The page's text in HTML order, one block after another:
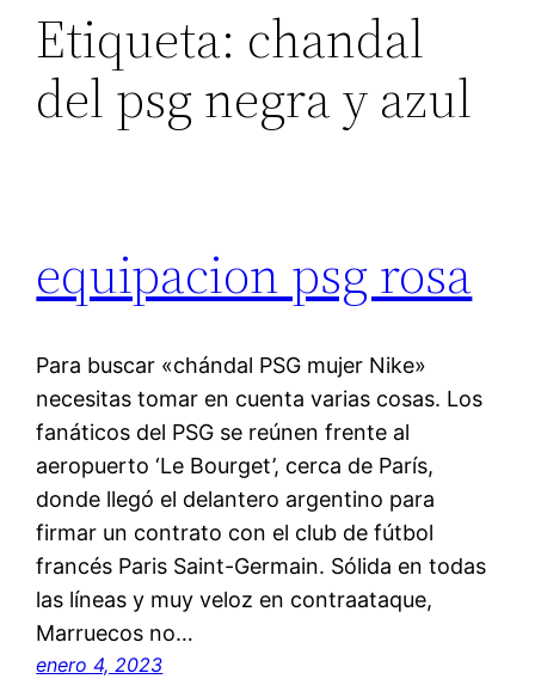
Etiqueta: chandal
del psg negra y azul
equipacion psg rosa
Para buscar «chándal PSG mujer Nike»
necesitas tomar en cuenta varias cosas. Los
fanáticos del PSG se reúnen frente al
aeropuerto ‘Le Bourget’, cerca de París,
donde llegó el delantero argentino para
firmar un contrato con el club de fútbol
francés Paris Saint-Germain. Sólida en todas
las líneas y muy veloz en contraataque,
Marruecos no…
enero 4, 2023